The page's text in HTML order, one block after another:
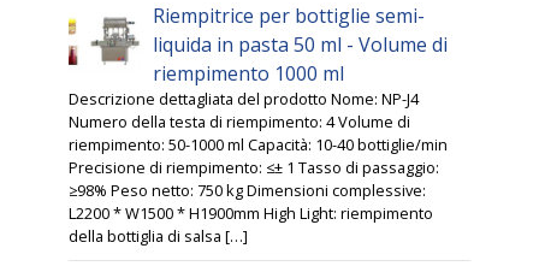
Riempitrice per bottiglie semi-
liquida in pasta 50 ml - Volume di
riempimento 1000 ml
Descrizione dettagliata del prodotto Nome: NP-J4
Numero della testa di riempimento: 4 Volume di
riempimento: 50-1000 ml Capacità: 10-40 bottiglie/min
Precisione di riempimento: ≤± 1 Tasso di passaggio:
≥98% Peso netto: 750 kg Dimensioni complessive:
L2200 * W1500 * H1900mm High Light: riempimento
della bottiglia di salsa […]